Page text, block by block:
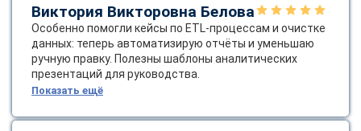
Виктория Викторовна Белова
Особенно помогли кейсы по ETL‑процессам и очистке
данных: теперь автоматизирую отчёты и уменьшаю
ручную правку. Полезны шаблоны аналитических
презентаций для руководства.
Показать ещё